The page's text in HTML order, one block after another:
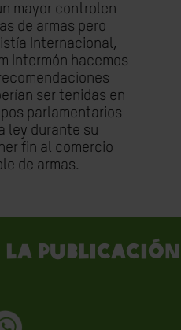
mayor controlen
de armas pero
Internacional,
Intermón hacemos
ser tenidas en
parlamentarios
ley durante su
fin al comercio
de armas.
la publicación